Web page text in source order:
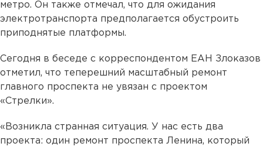
метро. Он также отмечал, что для ожидания
электротранспорта предполагается обустроить
приподнятые платформы.
Сегодня в беседе с корреспондентом ЕАН Злоказов
отметил, что теперешний масштабный ремонт
главного проспекта не увязан с проектом
«Стрелки».
«Возникла странная ситуация. У нас есть два
проекта: один ремонт проспекта Ленина, который